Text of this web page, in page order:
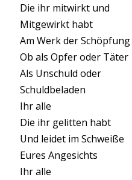
Die ihr mitwirkt und
Mitgewirkt habt
Am Werk der Schöpfung
Ob als Opfer oder Täter
Als Unschuld oder
Schuldbeladen
Ihr alle
Die ihr gelitten habt
Und leidet im Schweiße
Eures Angesichts
Ihr alle